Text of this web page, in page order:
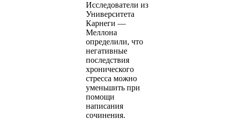
Исследователи из
Университета
Карнеги —
Меллона
определили, что
негативные
последствия
хронического
стресса можно
уменьшить при
помощи
написания
сочинения.